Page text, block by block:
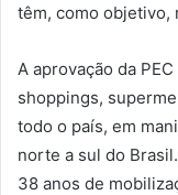
têm, como objetivo,
A aprovação da
shoppings,
todo o país, em
norte a sul do
38 anos de